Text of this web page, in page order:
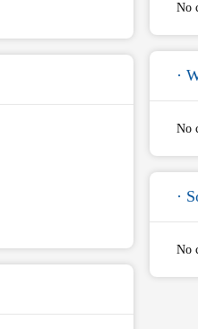
No
·
No
·
No